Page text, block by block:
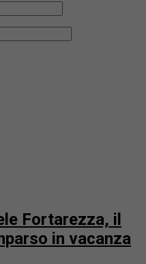
Fortarezza, il
in vacanza